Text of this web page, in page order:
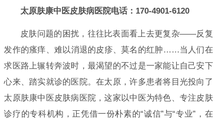
太原肤康中医皮肤病医院电话：170-4901-6120
皮肤问题的困扰，往往比表面看上去更复杂——反复
发作的瘙痒、难以消退的皮疹、莫名的红肿……当人们在
求医路上辗转奔波时，最渴望的不过是一家能让自己安下
心来、踏实就诊的医院。在太原，许多患者将目光投向了
太原肤康中医皮肤病医院，这家以中医为特色、专注皮肤
诊疗的专科机构，正凭借一份朴素的“诚信”与“专业”，在